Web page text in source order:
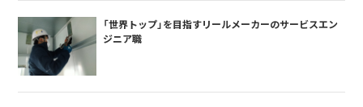
「世界トップ」を目指すリールメーカーのサービスエン
ジニア職